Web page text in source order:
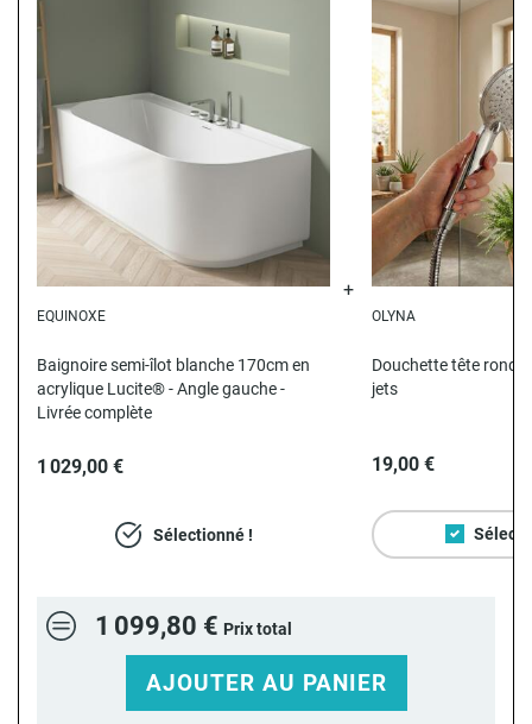
EQUINOXE
Baignoire semi-îlot blanche 170cm en
acrylique Lucite® - Angle gauche -
Livrée complète
1 029,00 €
Sélectionné !
OLYNA
Douchette tête ronde
jets
19,00 €
1 099,80 € Prix total
AJOUTER AU PANIER